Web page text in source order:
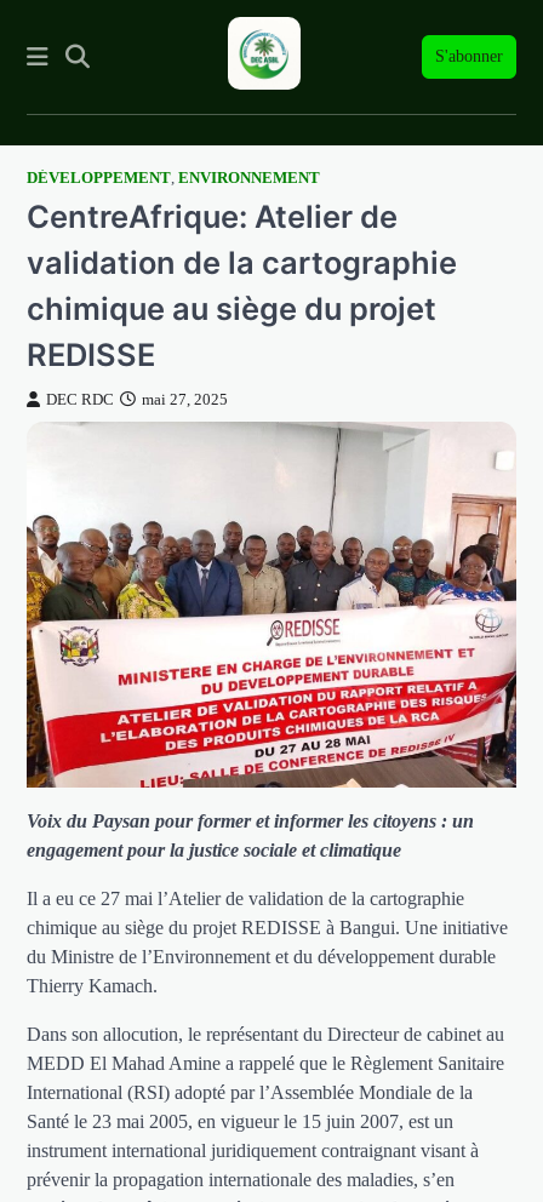
S'abonner
SkipDÉVELOPPEMENT,ENVIRONNEMENT
CentreAfrique: Atelier de
validation de la cartographie
chimique au siège du projet
REDISSE
DEC RDC mai 27, 2025
Voix du Paysan pour former et informer les citoyens : un
engagement pour la justice sociale et climatique
Il a eu ce 27 mai l’Atelier de validation de la cartographie
chimique au siège du projet REDISSE à Bangui. Une initiative
du Ministre de l’Environnement et du développement durable
Thierry Kamach.
Dans son allocution, le représentant du Directeur de cabinet au
MEDD El Mahad Amine a rappelé que le Règlement Sanitaire
International (RSI) adopté par l’Assemblée Mondiale de la
Santé le 23 mai 2005, en vigueur le 15 juin 2007, est un
instrument international juridiquement contraignant visant à
prévenir la propagation internationale des maladies, s’en